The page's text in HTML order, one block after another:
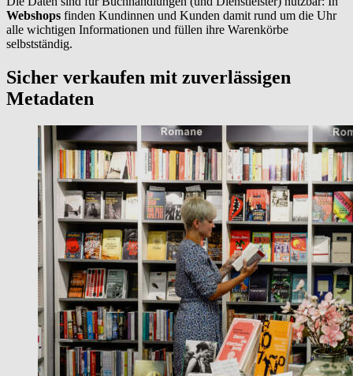
Webshops finden Kundinnen und Kunden damit rund um die Uhr
alle wichtigen Informationen und füllen ihre Warenkörbe
selbstständig.
Sicher verkaufen mit zuverlässigen
Metadaten